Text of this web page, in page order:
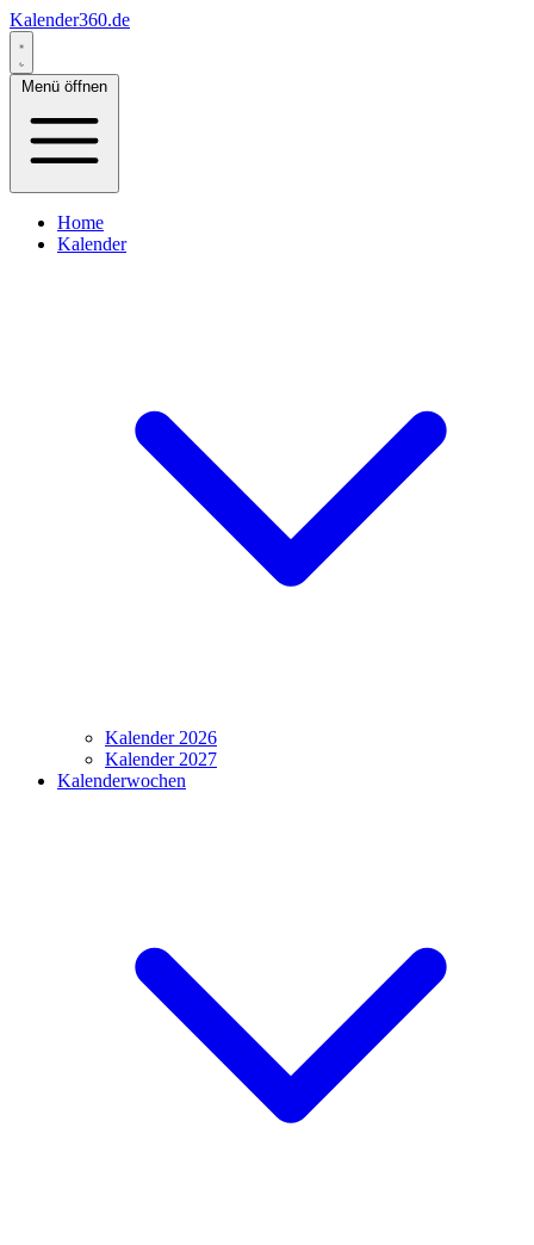
Kalender360.de
Menü öffnen
Home
Kalender
Kalender 2026
Kalender 2027
Kalenderwochen